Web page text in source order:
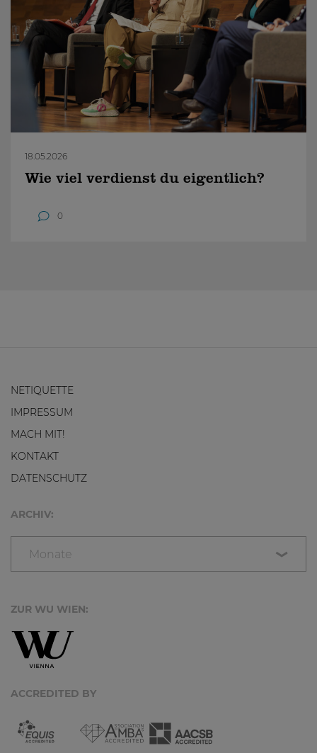
18.05.2026
Wie viel verdienst du eigentlich?
0
NETIQUETTE
IMPRESSUM
MACH MIT!
KONTAKT
DATENSCHUTZ
ARCHIV:
Monate
ZUR WU WIEN:
ACCREDITED BY